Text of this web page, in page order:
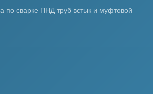
по сварке ПНД труб встык и муфтовой